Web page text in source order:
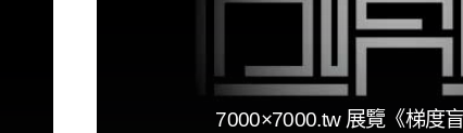
7000×7000.tw 展覽《梯度